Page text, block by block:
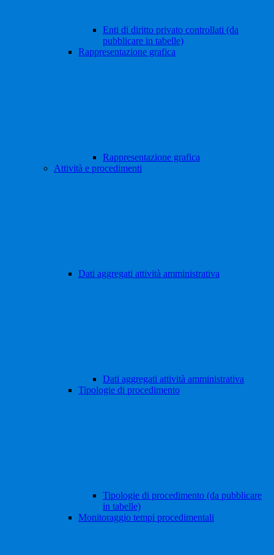
Enti di diritto privato controllati (da
pubblicare in tabelle)
Rappresentazione grafica
Rappresentazione grafica
Attività e procedimenti
Dati aggregati attività amministrativa
Dati aggregati attività amministrativa
Tipologie di procedimento
Tipologie di procedimento (da pubblicare
in tabelle)
Monitoraggio tempi procedimentali